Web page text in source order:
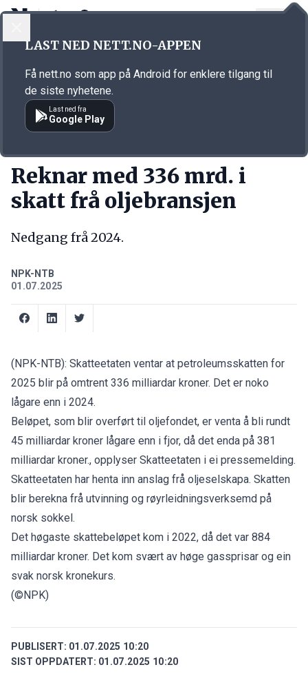
Annonsørinnhold
Reknar med 336 mrd. i
skatt frå oljebransjen
Nedgang frå 2024.
NPK-NTB
01.07.2025
(NPK-NTB): Skatteetaten ventar at petroleumsskatten for
2025 blir på omtrent 336 milliardar kroner. Det er noko
lågare enn i 2024.
Beløpet, som blir overført til oljefondet, er venta å bli rundt
45 milliardar kroner lågare enn i fjor, då det enda på 381
milliardar kroner., opplyser Skatteetaten i ei pressemelding.
Skatteetaten har henta inn anslag frå oljeselskapa. Skatten
blir berekna frå utvinning og røyrleidningsverksemd på
norsk sokkel.
Det høgaste skattebeløpet kom i 2022, då det var 884
milliardar kroner. Det kom svært av høge gassprisar og ein
svak norsk kronekurs.
(©NPK)
PUBLISERT: 01.07.2025 10:20
SIST OPPDATERT: 01.07.2025 10:20
LAST NED NETT.NO-APPEN
Få nett.no som app på Android for enklere tilgang til
de siste nyhetene.
Last ned fra
Google Play